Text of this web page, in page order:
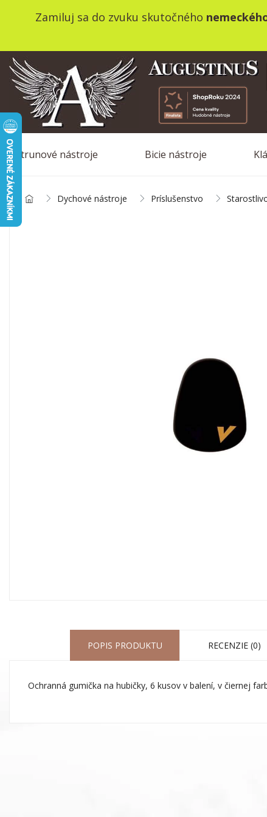
Zamiluj sa do zvuku skutočného
Strunové nástroje Bicie nástroje
Dychové nástroje Príslušenstvo
POPIS PRODUKTU RECENZIE (0)
Ochranná gumička na hubičky, 6 kusov v balení, v čiernej